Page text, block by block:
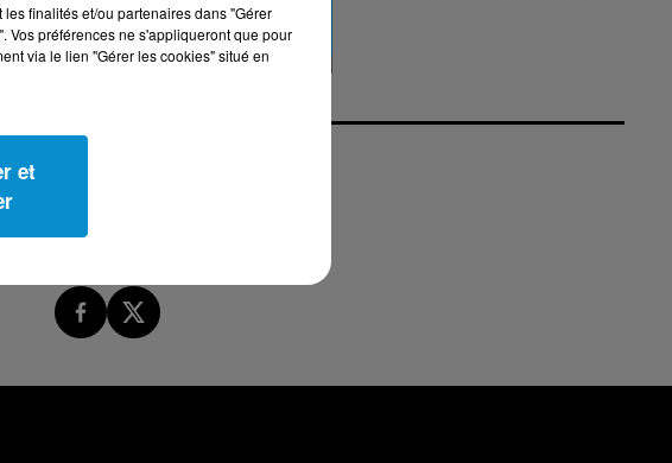
finalités et/ou partenaires dans "Gérer
Vos préférences ne s'appliqueront que pour
via le lien "Gérer les cookies" situé en
et